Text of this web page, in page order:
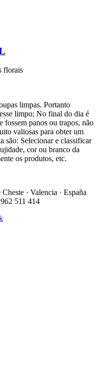
florais
limpas. Portanto
limpo; No final do dia é
fossem panos ou trapos, não
valiosas para obter um
são: Selecionar e classificar
cor ou branco da
os produtos, etc.
· Valencia · España
511 414